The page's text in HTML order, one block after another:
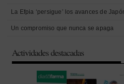
La Efpia ‘persigue’ los avances de
Un compromiso que nunca se apaga
Actividades destacadas